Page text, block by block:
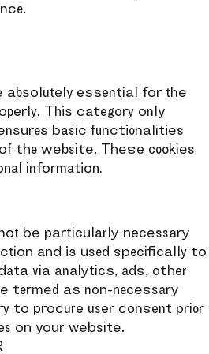
absolutely essential for the
This category only
basic functionalities
the website. These cookies
information.
be particularly necessary
and is used specifically to
via analytics, ads, other
termed as non-necessary
to procure user consent prior
on your website.